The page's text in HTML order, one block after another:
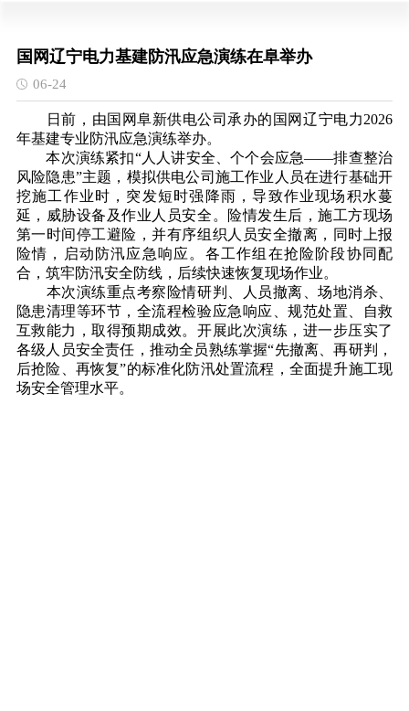
国网辽宁电力基建防汛应急演练在阜举办
06-24
日前，由国网阜新供电公司承办的国网辽宁电力2026
年基建专业防汛应急演练举办。
本次演练紧扣“人人讲安全、个个会应急——排查整治
风险隐患”主题，模拟供电公司施工作业人员在进行基础开
挖施工作业时，突发短时强降雨，导致作业现场积水蔓
延，威胁设备及作业人员安全。险情发生后，施工方现场
第一时间停工避险，并有序组织人员安全撤离，同时上报
险情，启动防汛应急响应。各工作组在抢险阶段协同配
合，筑牢防汛安全防线，后续快速恢复现场作业。
本次演练重点考察险情研判、人员撤离、场地消杀、
隐患清理等环节，全流程检验应急响应、规范处置、自救
互救能力，取得预期成效。开展此次演练，进一步压实了
各级人员安全责任，推动全员熟练掌握“先撤离、再研判，
后抢险、再恢复”的标准化防汛处置流程，全面提升施工现
场安全管理水平。